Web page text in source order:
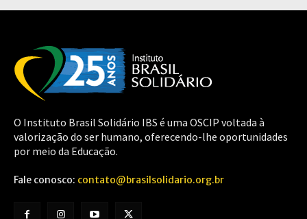
O Instituto Brasil Solidário IBS é uma OSCIP voltada à
valorização do ser humano, oferecendo-lhe oportunidades
por meio da Educação.
Fale conosco: contato@brasilsolidario.org.br